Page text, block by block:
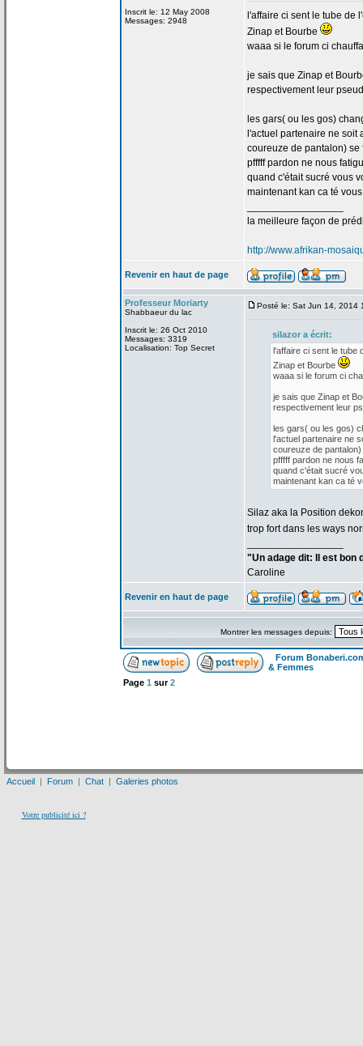
Inscrit le: 12 May 2008
Messages: 2948
l'affaire ci sent le tube de
Zinap et Bourbe
waaa si le forum ci
je sais que Zinap et
respectivement leur
les gars( ou les gos)
l'actuel partenaire ne soit
coureuze de pantalon) se
pfffff pardon ne nous
quand c'était sucré vous
maintenant kan ca té
la meilleure façon de
http://www.afrikan-
Revenir en haut de page
Professeur Moriarty
Shabbaeur du lac
Inscrit le: 26 Oct 2010
Messages: 3319
Localisation: Top Secret
Posté le: Sat Jun 14, 2014
silazor a écrit:
l'affaire ci sent le tube
Zinap et Bourbe
waaa si le forum ci
je sais que Zinap et
respectivement leur
les gars( ou les gos)
l'actuel partenaire ne
coureuze de
pfffff pardon ne nous
quand c'était sucré
maintenant kan ca té
Silaz aka la Position
trop fort dans les ways
"Un adage dit: Il est bon
Caroline
Revenir en haut de page
Montrer les messages depuis:
Forum
& Femmes
Page 1 sur2
Accueil | Forum | Chat | Galeries photos
Votre publicité ici ?